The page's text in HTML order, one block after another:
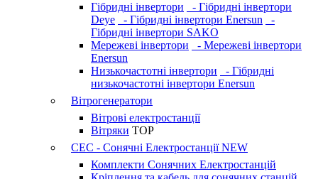
Гібридні інвертори
- Гібридні інвертори
Deye
- Гібридні інвертори Enersun
-
Гібридні інвертори SAKO
Мережеві інвертори
- Мережеві інвертори
Enersun
Низькочастотні інвертори
- Гібридні
низькочастотні інвертори Enersun
Вітрогенератори
Вітрові електростанції
Вітряки TOP
СЕС - Сонячні Електростанції NEW
Комплекти Сонячних Електростанцій